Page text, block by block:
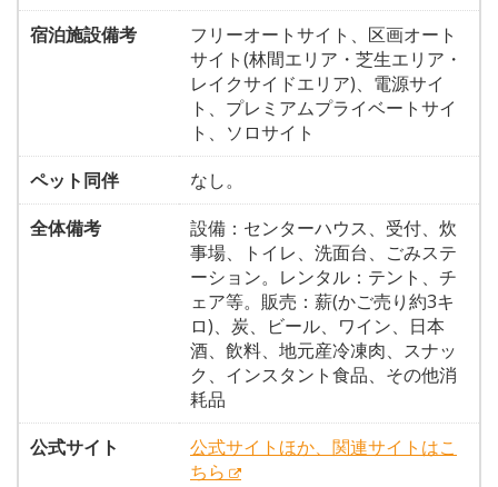
宿泊施設備考
フリーオートサイト、区画オート
サイト(林間エリア・芝生エリア・
レイクサイドエリア)、電源サイ
ト、プレミアムプライベートサイ
ト、ソロサイト
ペット同伴
なし。
全体備考
設備：センターハウス、受付、炊
事場、トイレ、洗面台、ごみステ
ーション。レンタル：テント、チ
ェア等。販売：薪(かご売り約3キ
ロ)、炭、ビール、ワイン、日本
酒、飲料、地元産冷凍肉、スナッ
ク、インスタント食品、その他消
耗品
公式サイト
公式サイトほか、関連サイトはこ
ちら